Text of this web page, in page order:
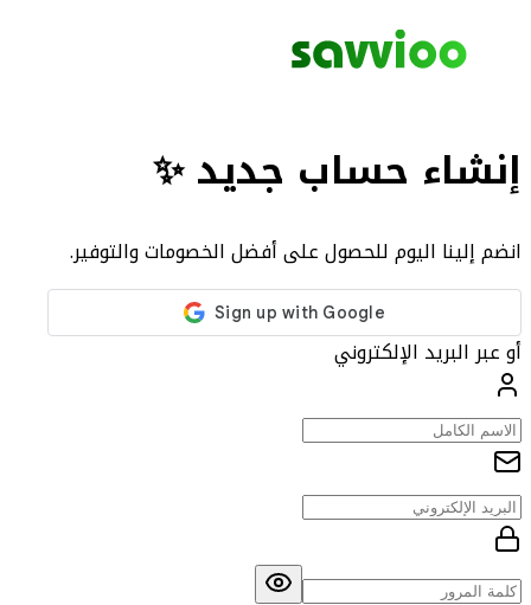
إنشاء حساب جديد ✨
انضم إلينا اليوم للحصول على أفضل الخصومات والتوفير.
أو عبر البريد الإلكتروني